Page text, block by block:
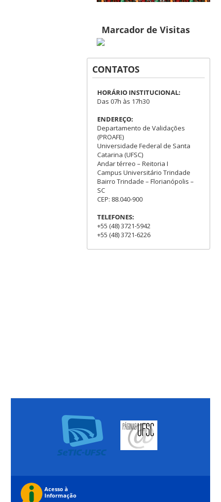
Marcador de Visitas
CONTATOS
HORÁRIO INSTITUCIONAL:
Das 07h às 17h30
ENDEREÇO:
Departamento de Validações
(PROAFE)
Universidade Federal de Santa
Catarina (UFSC)
Andar térreo – Reitoria I
Campus Universitário Trindade
Bairro Trindade – Florianópolis –
SC
CEP: 88.040-900
TELEFONES:
+55 (48) 3721-5942
+55 (48) 3721-6226